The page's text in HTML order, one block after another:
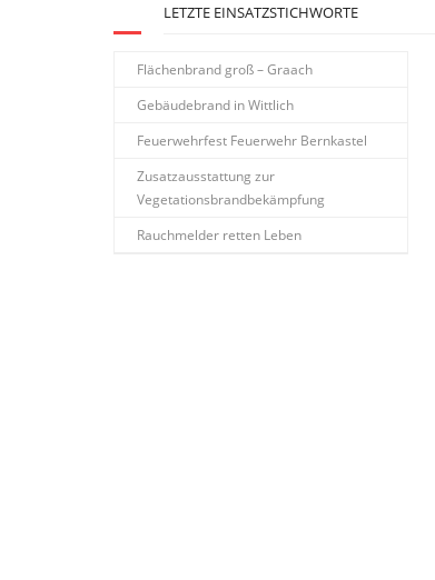
LETZTE EINSATZSTICHWORTE
Flächenbrand groß – Graach
Gebäudebrand in Wittlich
Feuerwehrfest Feuerwehr Bernkastel
Zusatzausstattung zur
Vegetationsbrandbekämpfung
Rauchmelder retten Leben